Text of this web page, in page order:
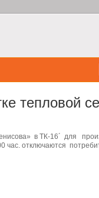
тепловой
в ТК-16´ для
час. отключаются